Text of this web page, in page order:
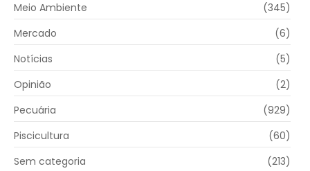
Meio Ambiente
(345)
Mercado
(6)
Notícias
(5)
Opinião
(2)
Pecuária
(929)
Piscicultura
(60)
Sem categoria
(213)